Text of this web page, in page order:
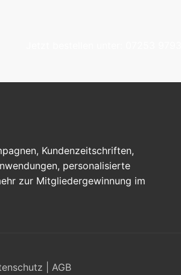
Kundenzeitschriften,
personalisierte
zur Mitgliedergewinnung im
AGB